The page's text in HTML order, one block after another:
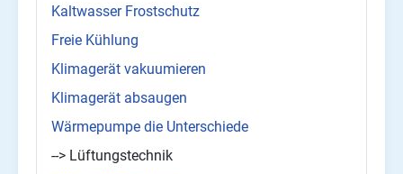
Kaltwasser Frostschutz
Freie Kühlung
Klimagerät vakuumieren
Klimagerät absaugen
Wärmepumpe die Unterschiede
--> Lüftungstechnik